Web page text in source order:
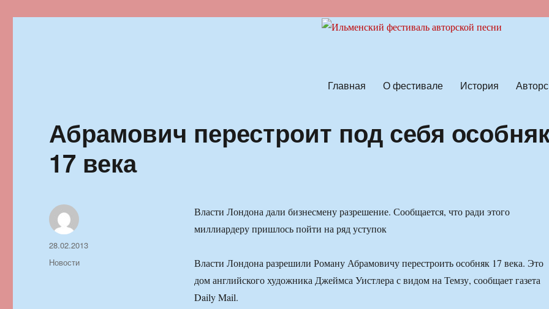
Главная О фестивале История
Абрамович перестроит под себя
17 века
Власти Лондона дали бизнесмену разрешение. Сообщается, что ради этого
миллиардеру пришлось пойти на ряд уступок
Власти Лондона разрешили Роману Абрамовичу перестроить особняк 17 века. Это
дом английского художника Джеймса Уистлера с видом на Темзу, сообщает газета
Daily Mail.
Автор
Опубликовано
28.02.2013
Рубрики
Новости